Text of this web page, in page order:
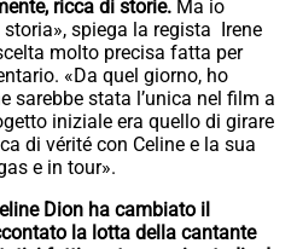
ricca di storie. Ma io
spiega la regista Irene
molto precisa fatta per
«Da quel giorno, ho
sarebbe stata l’unica nel film a
iniziale era quello di girare
di vérité con Celine e la sua
e in tour».
Dion ha cambiato il
la lotta della cantante